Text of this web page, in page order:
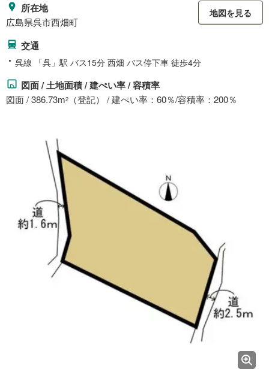
所在地
広島県呉市西畑町
地図を見る
交通
呉線 「呉」駅 バス15分 西畑 バス停下車 徒歩4分
図面 / 土地面積 / 建ぺい率 / 容積率
図面 / 386.73m2 （登記） / 建ぺい率：60％/容積率：200％